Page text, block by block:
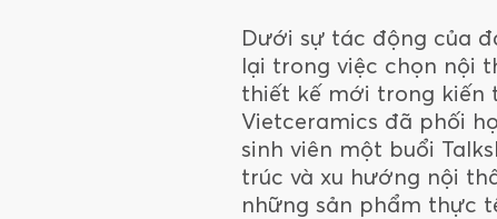
Dưới sự tác động của
lại trong việc chọn nội
thiết kế mới trong kiến
Vietceramics đã phối
sinh viên một buổi
trúc và xu hướng nội
những sản phẩm thực